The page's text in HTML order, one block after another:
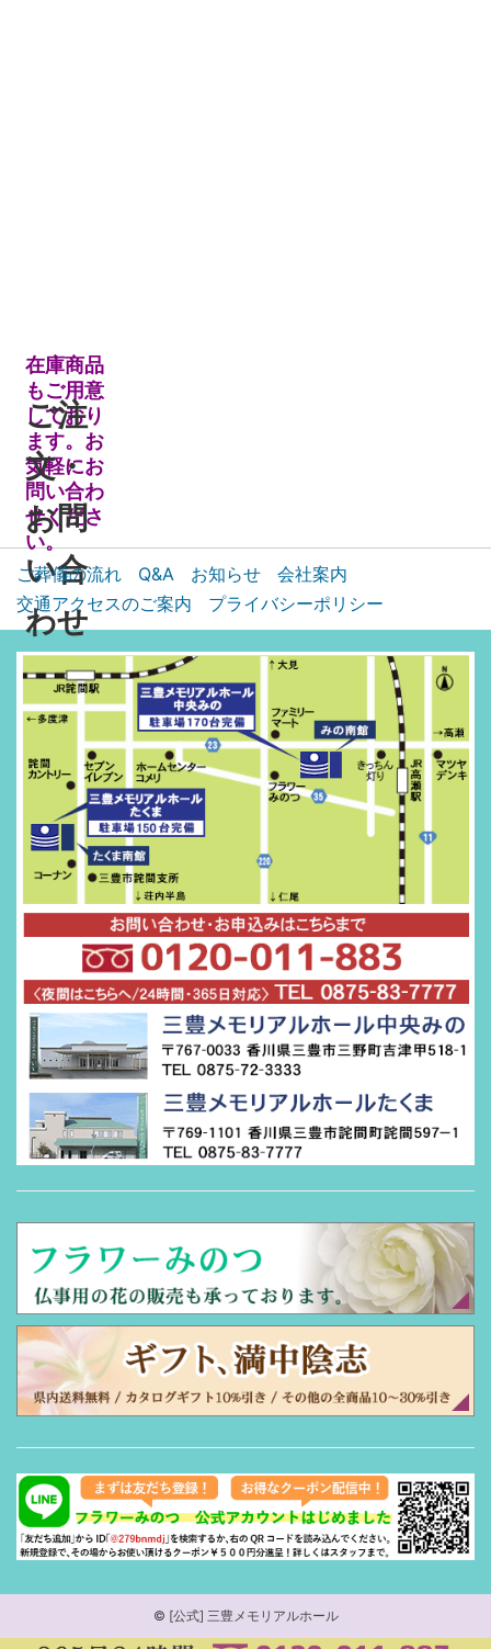
在庫商品
もご用意
しており
ます。お
気軽にお
問い合わ
せくださ
い。
ご注
文・
お問
い合
わせ
三豊メモ
リアルホ
☎０８７
５－８３
－７７７
７ （営
業時間
８：００
００）
三豊市詫
間町詫間
597-1
年中無休
ご葬儀の流れ Q&A お知らせ
会社案内
交通アクセスのご案内
プライバシーポリシー
© [公式] 三豊メモリアルホール